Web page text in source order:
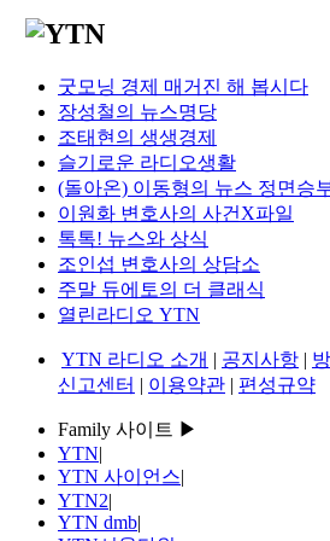
굿모닝 경제 매거진 해 봅시다
장성철의 뉴스명당
조태현의 생생경제
슬기로운 라디오생활
(돌아온) 이동형의 뉴스 정면승
이원화 변호사의 사건X파일
톡톡! 뉴스와 상식
조인섭 변호사의 상담소
주말 듀에토의 더 클래식
열린라디오 YTN
YTN 라디오 소개 | 공지사항 |
신고센터 | 이용약관 | 편성규약
Family 사이트 ▶
YTN|
YTN 사이언스|
YTN2|
YTN dmb|